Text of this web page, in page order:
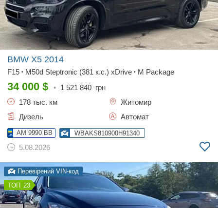
BMW X5 2014
F15 • M50d Steptronic (381 к.с.) xDrive • M Package
34 000 $ • 1 521 840 грн
178 тыс. км
Житомир
Дизель
Автомат
AM 9990 BB WBAKS810900H91340
5.08.2026
Перевірений VIN-код
23